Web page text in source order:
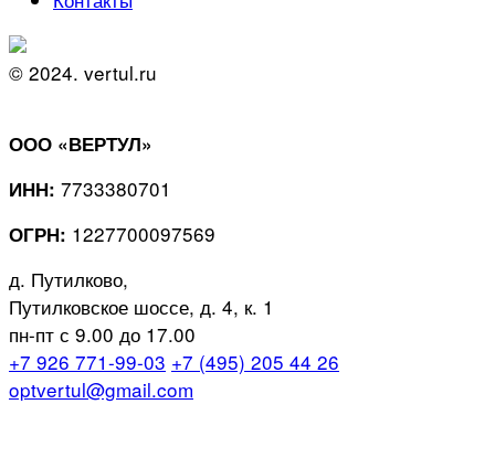
© 2024. vertul.ru
ООО «ВЕРТУЛ»
ИНН: 7733380701
ОГРН: 1227700097569
д. Путилково,
Путилковское шоссе, д. 4, к. 1
пн-пт с 9.00 до 17.00
+7 926 771-99-03 +7 (495) 205 44 26
optvertul@gmail.com